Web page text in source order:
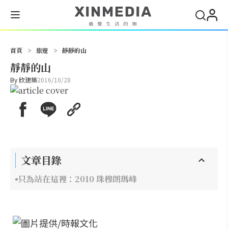
首頁 > 旅遊 > 靜靜的山
靜靜的山
By欣建築2016/10/28
文章目錄
只為站在這裡：2010 珠穆朗瑪峰